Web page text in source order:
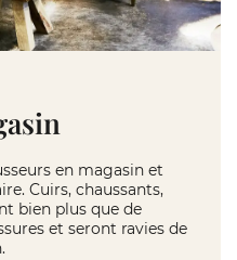
en magasin et
Cuirs, chaussants,
bien plus que de
et seront ravies de